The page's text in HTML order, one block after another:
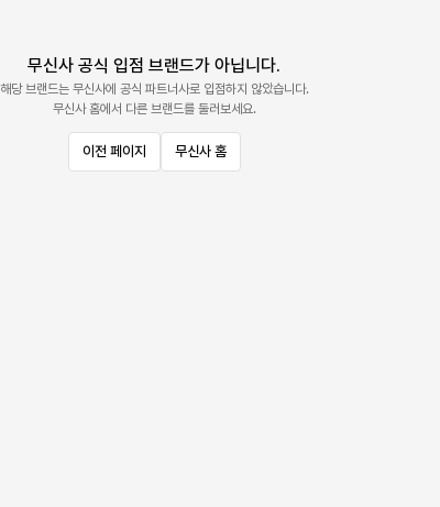
무신사 공식 입점 브랜드가 아닙니다.
해당 브랜드는 무신사에 공식 파트너사로 입점하지 않았습니다.
무신사 홈에서 다른 브랜드를 둘러보세요.
이전 페이지 무신사 홈